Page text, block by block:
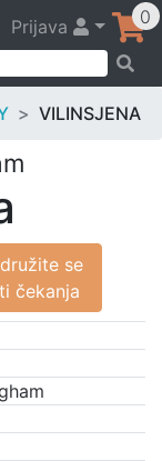
Prijava 0
VILINSJENA
se
čekanja